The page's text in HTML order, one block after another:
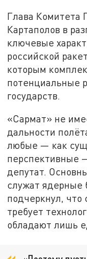
Глава Комитета
Картаполов в
ключевые
российской
которым
потенциальные
государств.
«Сармат» не
дальности
любые — как
перспективные
депутат.
служат ядерные
подчеркнул, что
требует
обладают лишь